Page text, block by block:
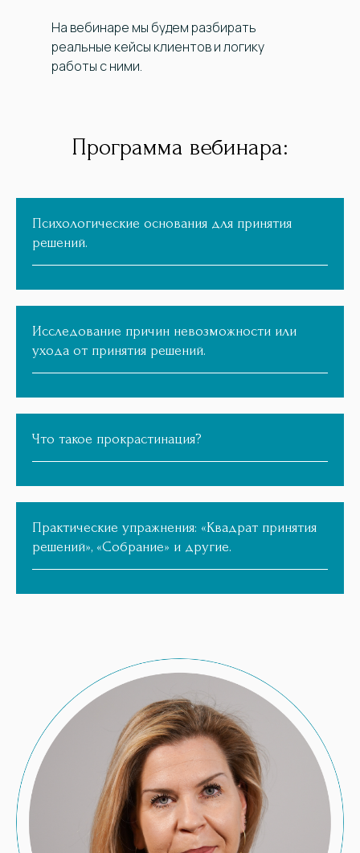
На вебинаре мы будем разбирать
реальные кейсы клиентов и логику
работы с ними.
Программа вебинара:
Психологические основания для принятия
решений.
Исследование причин невозможности или
ухода от принятия решений.
Что такое прокрастинация?
Практические упражнения: «Квадрат принятия
решений», «Собрание» и другие.